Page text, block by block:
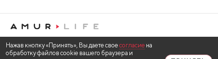
Нажав кнопку «Принять», Вы даете свое согласие на
обработку файлов cookie вашего браузера и